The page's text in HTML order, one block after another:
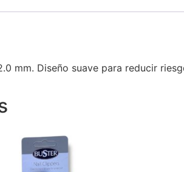
mm. Diseño suave para reducir